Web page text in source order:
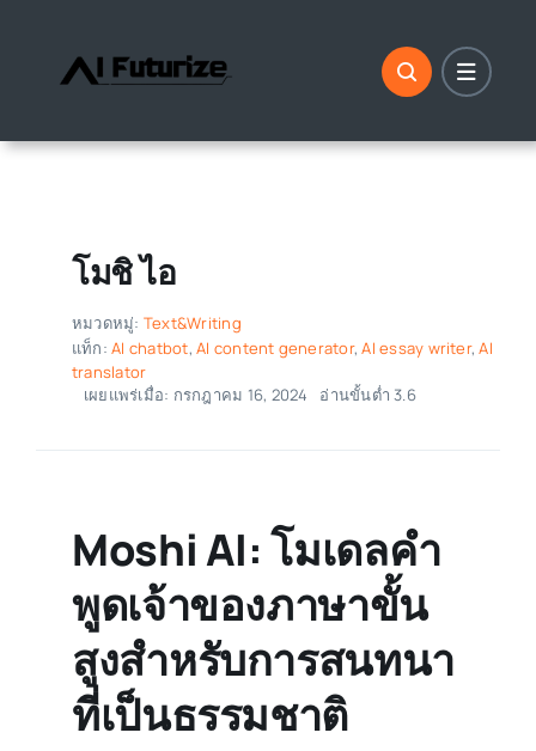
โมชิ ไอ
หมวดหมู่: Text&Writing
แท็ก:AI chatbot,AI content generator,AI essay writer,AI
translator
เผยแพร่เมื่อ: กรกฎาคม 16, 2024
อ่านขั้นต่ำ 3.6
Moshi AI: โมเดลคำ
พูดเจ้าของภาษาขั้น
สูงสำหรับการสนทนา
ที่เป็นธรรมชาติ